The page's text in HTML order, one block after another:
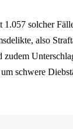
solcher
also
schwere